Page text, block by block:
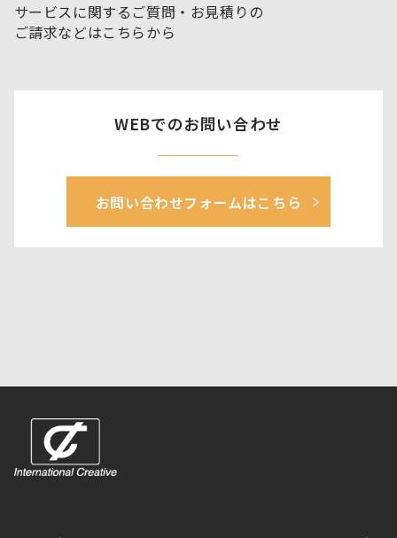
サービスに関するご質問・お見積りの
ご請求などはこちらから
WEBでのお問い合わせ
お問い合わせフォームはこちら